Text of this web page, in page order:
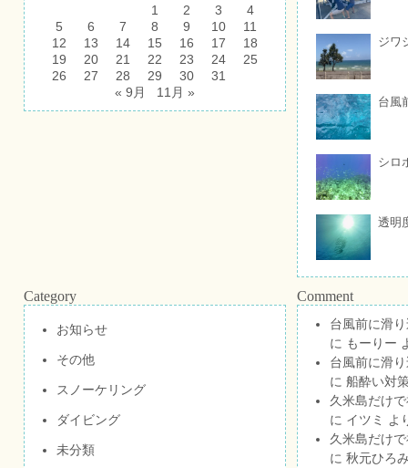
1
2 3
4
5
6 7 8 9 10
11
12
13 14 15 16 17
18
19
20 21 22 23 24
25
26
27 28 29 30
31
« 9月
11月 »
ジワ
台風
シロ
透明
Category
お知らせ
その他
スノーケリング
ダイビング
未分類
Comment
台風前に滑
に もーりー
台風前に滑
に 船酔い対
久米島だけ
に イツミ
よ
久米島だけ
に 秋元ひろ